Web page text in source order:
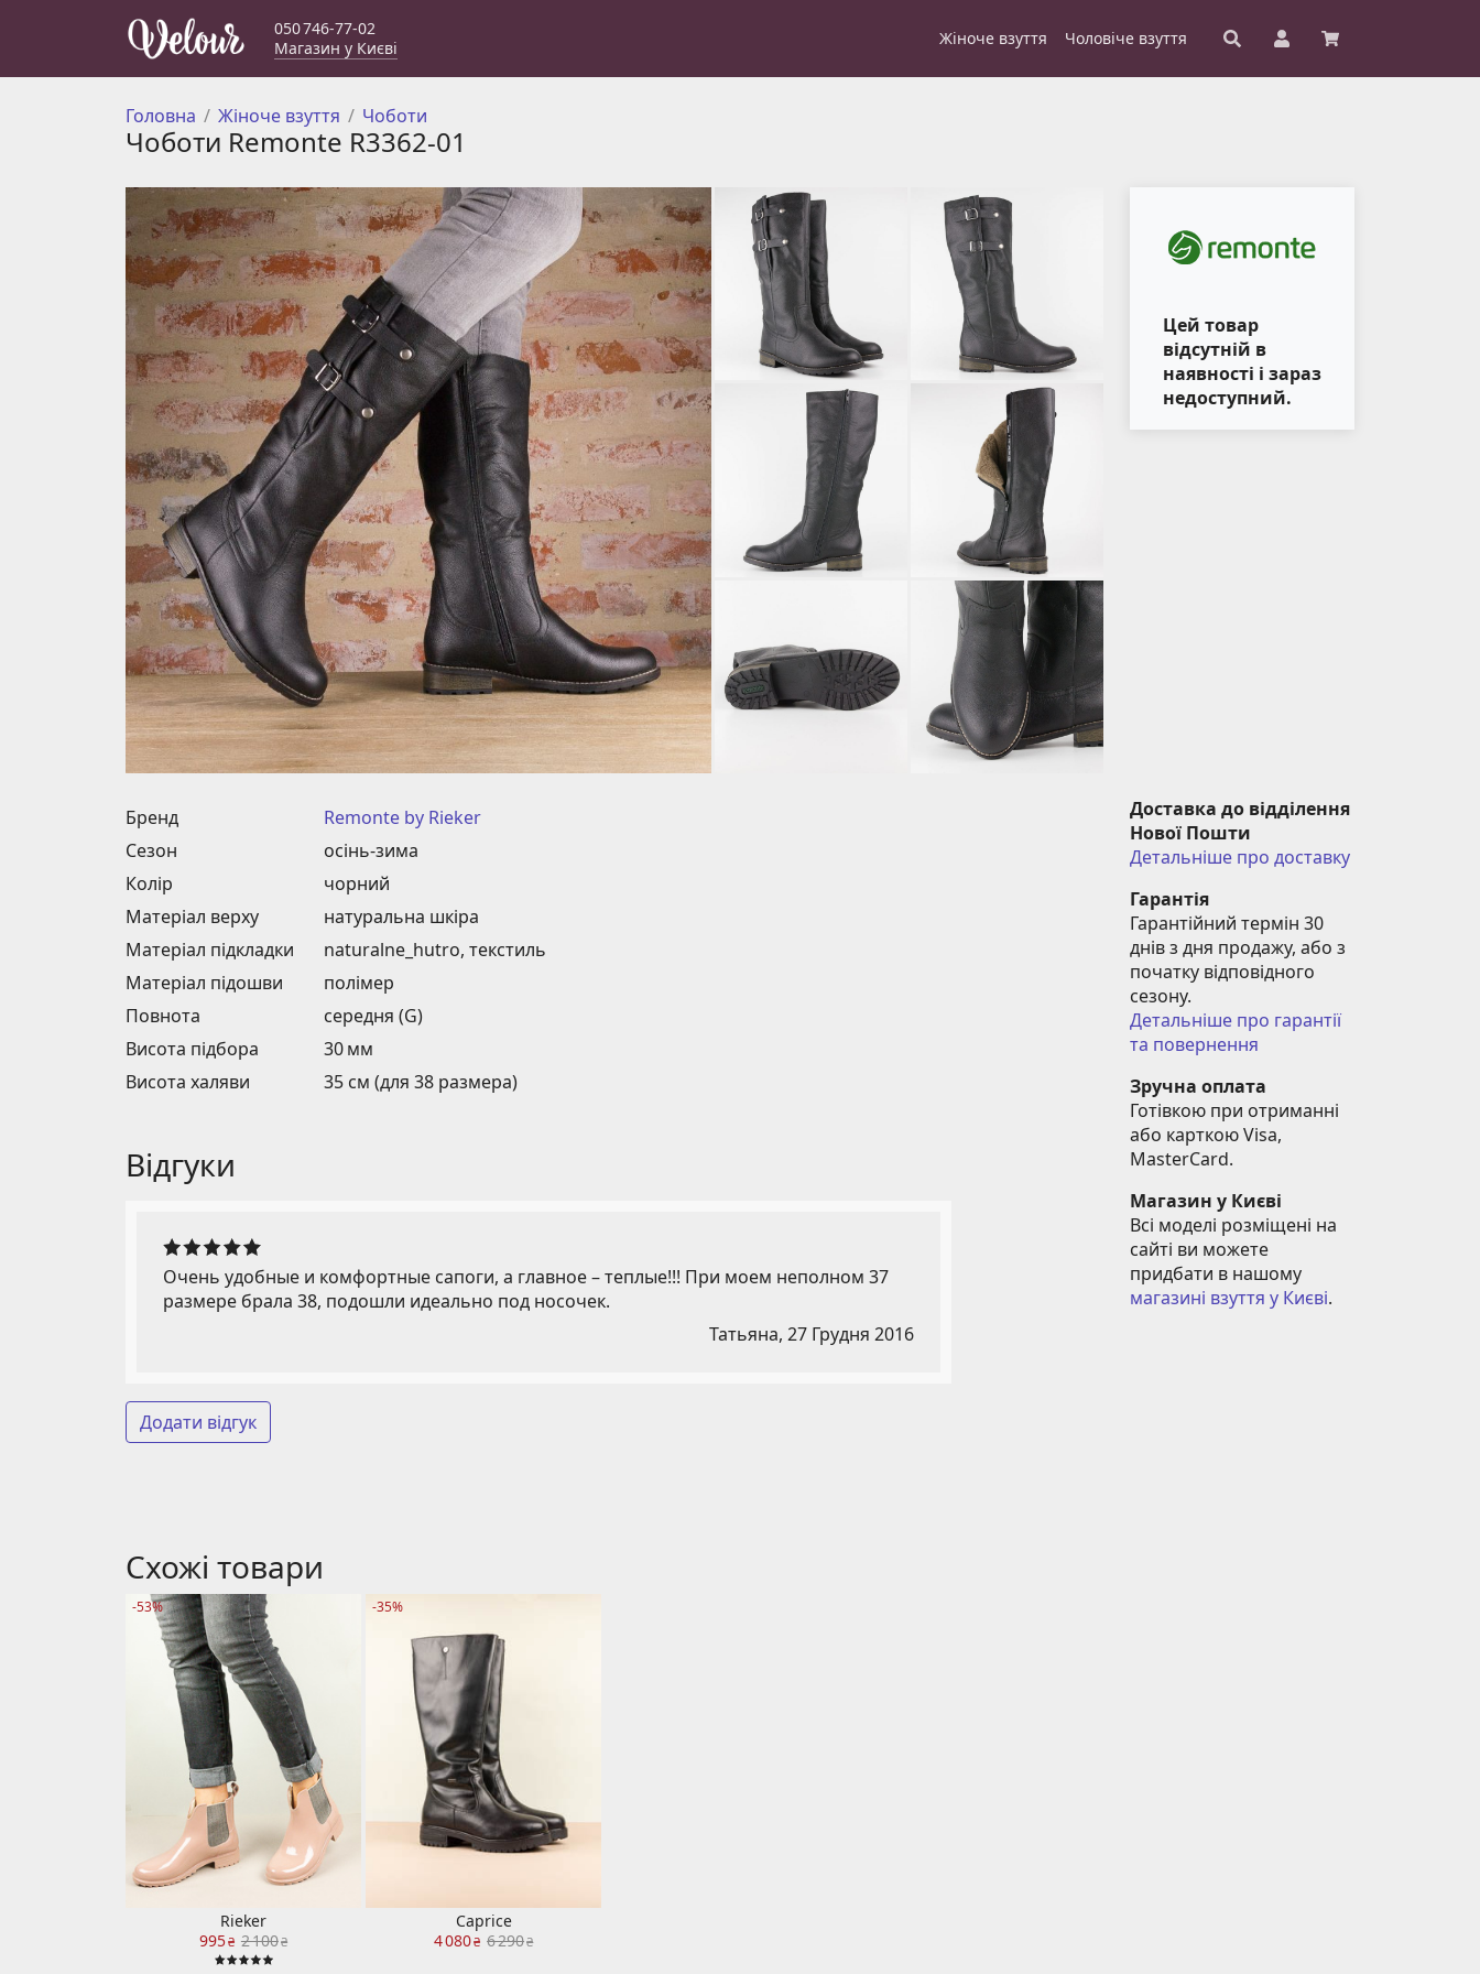
050 746-77-02
Магазин у Києві
Жіноче взуття Чоловіче взуття
Головна Жіноче взуття Чоботи
Чоботи Remonte R3362-01
Цей товар
відсутній в
наявності і зараз
недоступний.
Бренд
Remonte by Rieker
Сезон
осінь-зима
Колір
чорний
Матеріал верху
натуральна шкіра
Матеріал підкладки
naturalnе_hutro, текстиль
Матеріал підошви
полімер
Повнота
середня (G)
Висота підбора
30 мм
Висота халяви
35 см (для 38 размера)
Відгуки
Очень удобные и комфортные сапоги, а главное – теплые!!! При моем неполном 37
размере брала 38, подошли идеально под носочек.
Татьяна, 27 Грудня 2016
Додати відгук
Доставка до відділення
Нової Пошти
Детальніше про доставку
Гарантія
Гарантійний термін 30
днів з дня продажу, або з
початку відповідного
сезону.
Детальніше про гарантії
та повернення
Зручна оплата
Готівкою при отриманні
або карткою Visa,
MasterCard.
Магазин у Києві
Всі моделі розміщені на
сайті ви можете
магазині взуття у Києві.
Схожі товари
-53%
Rieker
995₴ 2 100₴
-35%
Caprice
4 080₴ 6 290₴